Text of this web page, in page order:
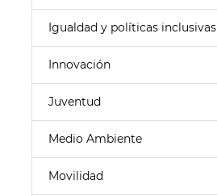
Igualdad y políticas inclusivas
Innovación
Juventud
Medio Ambiente
Movilidad